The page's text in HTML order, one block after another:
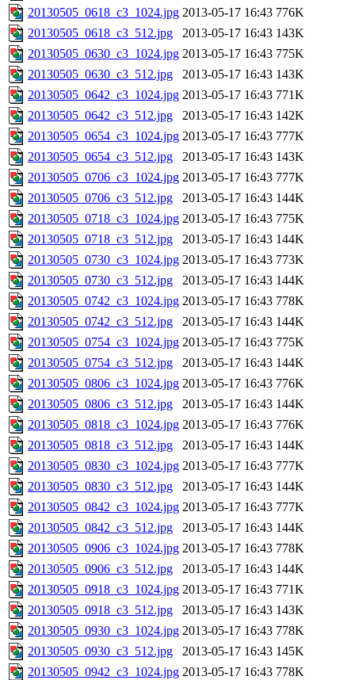
20130505_0618_c3_1024.jpg 2013-05-17 16:43 776K
20130505_0618_c3_512.jpg
2013-05-17 16:43 143K
20130505_0630_c3_1024.jpg 2013-05-17 16:43 775K
20130505_0630_c3_512.jpg
2013-05-17 16:43 143K
20130505_0642_c3_1024.jpg 2013-05-17 16:43 771K
20130505_0642_c3_512.jpg
2013-05-17 16:43 142K
20130505_0654_c3_1024.jpg 2013-05-17 16:43 777K
20130505_0654_c3_512.jpg
2013-05-17 16:43 143K
20130505_0706_c3_1024.jpg 2013-05-17 16:43 777K
20130505_0706_c3_512.jpg
2013-05-17 16:43 144K
20130505_0718_c3_1024.jpg 2013-05-17 16:43 775K
20130505_0718_c3_512.jpg
2013-05-17 16:43 144K
20130505_0730_c3_1024.jpg 2013-05-17 16:43 773K
20130505_0730_c3_512.jpg
2013-05-17 16:43 144K
20130505_0742_c3_1024.jpg 2013-05-17 16:43 778K
20130505_0742_c3_512.jpg
2013-05-17 16:43 144K
20130505_0754_c3_1024.jpg 2013-05-17 16:43 775K
20130505_0754_c3_512.jpg
2013-05-17 16:43 144K
20130505_0806_c3_1024.jpg 2013-05-17 16:43 776K
20130505_0806_c3_512.jpg
2013-05-17 16:43 144K
20130505_0818_c3_1024.jpg 2013-05-17 16:43 776K
20130505_0818_c3_512.jpg
2013-05-17 16:43 144K
20130505_0830_c3_1024.jpg 2013-05-17 16:43 777K
20130505_0830_c3_512.jpg
2013-05-17 16:43 144K
20130505_0842_c3_1024.jpg 2013-05-17 16:43 777K
20130505_0842_c3_512.jpg
2013-05-17 16:43 144K
20130505_0906_c3_1024.jpg 2013-05-17 16:43 778K
20130505_0906_c3_512.jpg
2013-05-17 16:43 144K
20130505_0918_c3_1024.jpg 2013-05-17 16:43 771K
20130505_0918_c3_512.jpg
2013-05-17 16:43 143K
20130505_0930_c3_1024.jpg 2013-05-17 16:43 778K
20130505_0930_c3_512.jpg
2013-05-17 16:43 145K
20130505_0942_c3_1024.jpg 2013-05-17 16:43 778K